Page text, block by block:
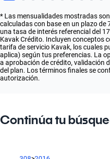
* Las mensualidades mostradas
calculadas con base en un plazo de
una tasa de interés referencial del
Kavak Crédito. Incluyen conceptos
tarifa de servicio Kavak, los cuales
aplica) según tus preferencias. La
a aprobación de crédito, validación
del plan. Los términos finales se
autorización.
Continúa tu